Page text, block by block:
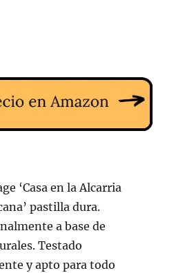
‘Casa en la Alcarria
pastilla dura.
a base de
Testado
y apto para todo